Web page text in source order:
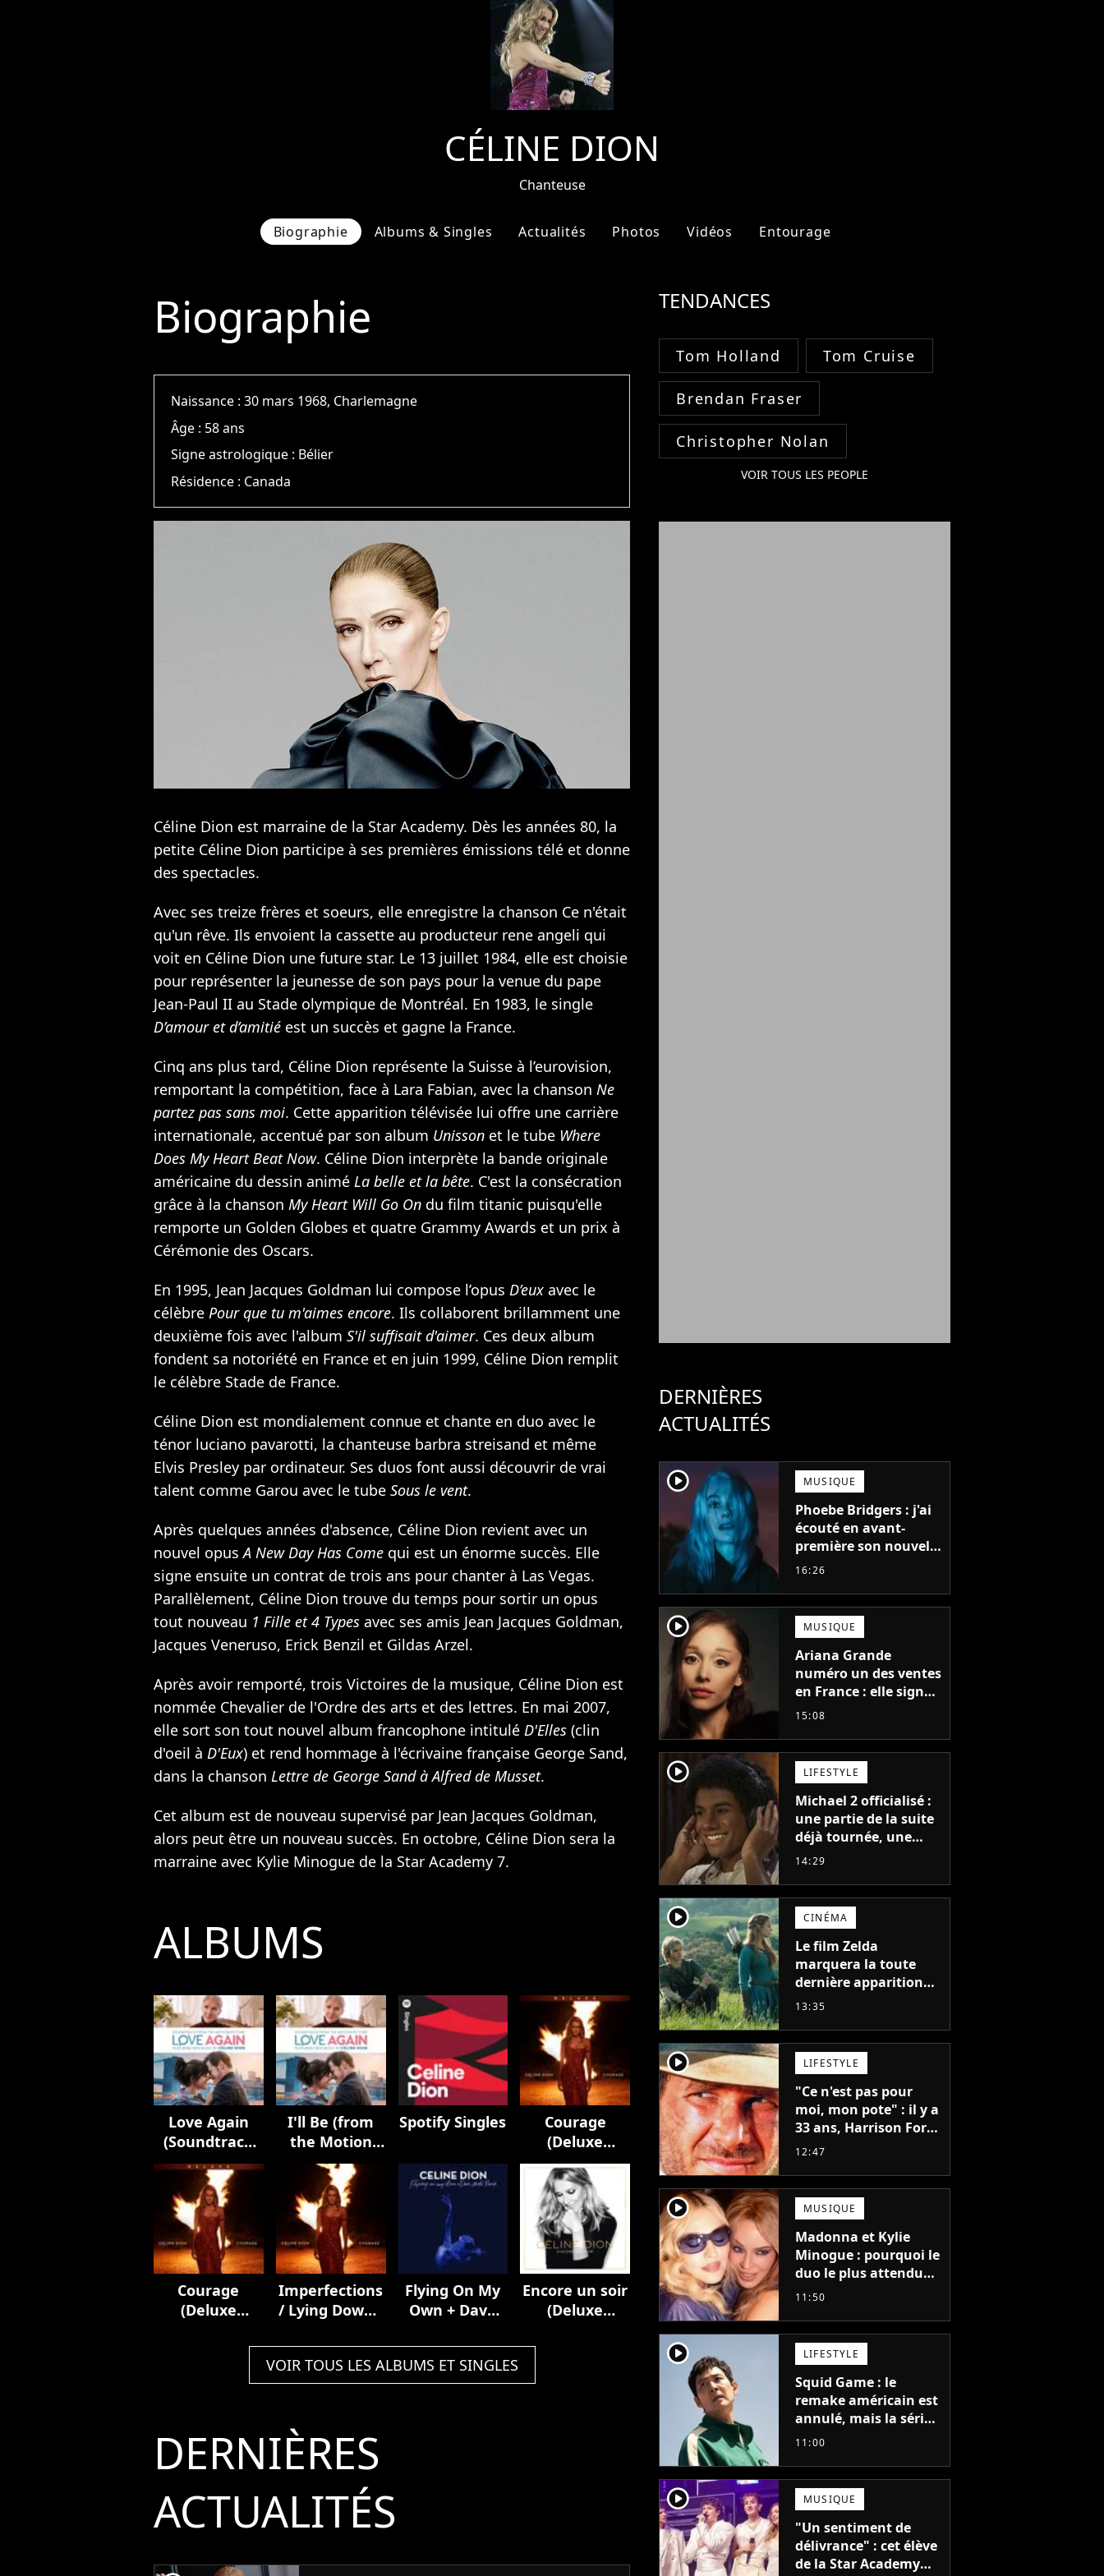
CÉLINE DION
Chanteuse
Biographie Albums & Singles Actualités Photos Vidéos Entourage
Biographie
Naissance :30 mars 1968, Charlemagne
Âge : 58 ans
Signe astrologique : Bélier
Résidence : Canada
Céline Dion est marraine de la Star Academy. Dès les années 80, la
petite Céline Dion participe à ses premières émissions télé et donne
des spectacles.
Avec ses treize frères et soeurs, elle enregistre la chanson Ce n'était
qu'un rêve. Ils envoient la cassette au producteur rene angeli qui
voit en Céline Dion une future star. Le 13 juillet 1984, elle est choisie
pour représenter la jeunesse de son pays pour la venue du pape
Jean-Paul II au Stade olympique de Montréal. En 1983, le single
D’amour et d’amitié est un succès et gagne la France.
Cinq ans plus tard, Céline Dion représente la Suisse à l’eurovision,
remportant la compétition, face à Lara Fabian, avec la chanson Ne
partez pas sans moi. Cette apparition télévisée lui offre une carrière
internationale, accentué par son album Unisson et le tube Where
Does My Heart Beat Now. Céline Dion interprète la bande originale
américaine du dessin animé La belle et la bête. C'est la consécration
grâce à la chanson My Heart Will Go On du film titanic puisqu'elle
remporte un Golden Globes et quatre Grammy Awards et un prix à
Cérémonie des Oscars.
En 1995, Jean Jacques Goldman lui compose l’opus D’eux avec le
célèbre Pour que tu m'aimes encore. Ils collaborent brillamment une
deuxième fois avec l'album S'il suffisait d'aimer. Ces deux album
fondent sa notoriété en France et en juin 1999, Céline Dion remplit
le célèbre Stade de France.
Céline Dion est mondialement connue et chante en duo avec le
ténor luciano pavarotti, la chanteuse barbra streisand et même
Elvis Presley par ordinateur. Ses duos font aussi découvrir de vrai
talent comme Garou avec le tube Sous le vent.
Après quelques années d'absence, Céline Dion revient avec un
nouvel opusA New Day Has Come qui est un énorme succès. Elle
signe ensuite un contrat de trois ans pour chanter à Las Vegas.
Parallèlement, Céline Dion trouve du temps pour sortir un opus
tout nouveau 1 Fille et 4 Types avec ses amis Jean Jacques Goldman,
Jacques Veneruso, Erick Benzil et Gildas Arzel.
Après avoir remporté, trois Victoires de la musique, Céline Dion est
nommée Chevalier de l'Ordre des arts et des lettres. En mai 2007,
elle sort son tout nouvel album francophone intitulé D'Elles (clin
d'oeil à D'Eux) et rend hommage à l'écrivaine française George Sand,
dans la chanson Lettre de George Sand à Alfred de Musset.
Cet album est de nouveau supervisé par Jean Jacques Goldman,
alors peut être un nouveau succès. En octobre, Céline Dion sera la
marraine avec Kylie Minogue de la Star Academy 7.
ALBUMS
Love Again
(Soundtrack
from the
Motion
Picture)
I'll Be (from
the Motion
Picture
Soundtrack
Love Again)
Spotify Singles
Courage
(Deluxe
Edition)
Courage
(Deluxe
Imperfections
/ Lying Down /
Flying On My
Own + Dave
Encore un soir
(Deluxe
VOIR TOUS LES ALBUMS ET SINGLES
DERNIÈRES
ACTUALITÉS
TENDANCES
Tom Holland Tom Cruise
Brendan Fraser
Christopher Nolan
VOIR TOUS LES PEOPLE
DERNIÈRES
ACTUALITÉS
player2 MUSIQUE
Phoebe Bridgers : j'ai
écouté en avant-
première son nouvel
album, c'est le bijou
16:26
player2 MUSIQUE
Ariana Grande
numéro un des ventes
en France : elle signe
le meilleur démarrage
son album Petal
15:08
player2 LIFESTYLE
Michael 2 officialisé :
une partie de la suite
déjà tournée, une
sortie possible en
14:29
player2 CINÉMA
Le film Zelda
marquera la toute
dernière apparition
de cet acteur
disparu trop tôt
13:35
player2 LIFESTYLE
"Ce n'est pas pour
moi, mon pote" : il y a
33 ans, Harrison Ford
refusait l'un des plus
les temps
12:47
player2 MUSIQUE
Madonna et Kylie
Minogue : pourquoi le
duo le plus attendu
de la pop a mis 25 ans
11:50
player2 LIFESTYLE
Squid Game : le
remake américain est
annulé, mais la série
la plus vue sur Netflix
version française
11:00
player2 MUSIQUE
"Un sentiment de
délivrance" : cet élève
de la Star Academy